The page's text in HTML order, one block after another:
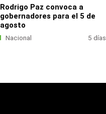
Rodrigo Paz convoca a
gobernadores para el 5 de
agosto
Nacional 5 días